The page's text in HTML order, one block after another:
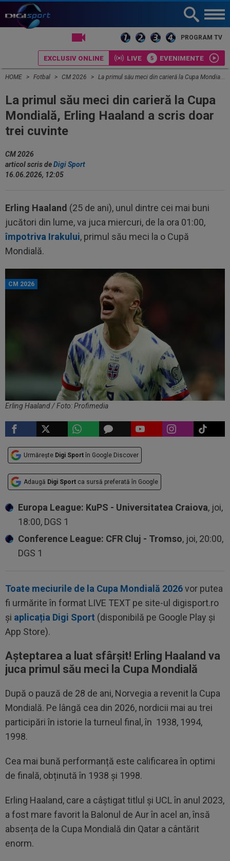
PROGRAM TV
EXCLUSIV ONLINE LIVE EVENIMENTE
HOME Fotbal CM 2026 La primul său meci din carieră la Cupa Mondială, Erling Haaland a scris doar trei cuvinte
La primul său meci din carieră la Cupa
Mondială, Erling Haaland a scris doar
trei cuvinte
CM 2026
articol scris deDigi Sport
16.06.2026, 12:05
Erling Haaland (25 de ani), unul dintre cei mai buni
jucători din lume, va juca miercuri, de la ora 01:00,
împotriva Irakului, primul său meci la o Cupă
Mondială.
CM 2026
Erling Haaland / Foto: Profimedia
Urmărește Digi Sport în Google Discover
Adaugă Digi Sport ca sursă preferată în Google
Europa League: KuPS - Universitatea Craiova, joi,
18:00, DGS 1
Conference League: CFR Cluj - Tromso, joi, 20:00,
DGS 1
Toate meciurile de la Cupa Mondială 2026vor putea
fi urmărite în format LIVE TEXT pe site-ul digisport.ro
și aplicația Digi Sport (disponibilă pe Google Play și
App Store).
Așteptarea a luat sfârșit! Erling Haaland va
juca primul său meci la Cupa Mondială
După o pauză de 28 de ani, Norvegia a revenit la Cupa
Mondială. Pe lângă cea din 2026, nordicii mai au trei
participări în istorie la turneul final, în 1938, 1994,
1998.
Cea mai bună performanță este calificarea în optimi
de finală, obținută în 1938 și 1998.
Erling Haaland, care a câștigat titlul și UCL în anul 2023,
a fost mare favorit la Balonul de Aur în acel an, însă
absența de la Cupa Mondială din Qatar a cântărit
enorm.